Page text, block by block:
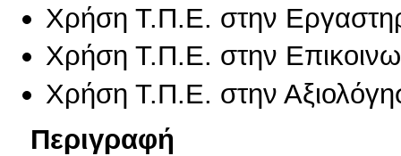
Χρήση Τ.Π.Ε. στην
Χρήση Τ.Π.Ε. στην
Χρήση Τ.Π.Ε. στην
Περιγραφή